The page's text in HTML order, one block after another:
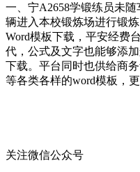
一、宁A2658学锻练员未
辆进入本校锻炼场进行锻
Word模板下载，平安经费
代，公式及文字也能够添
下载。平台同时也供给商
等各类各样的word模板，
关注微信公众号